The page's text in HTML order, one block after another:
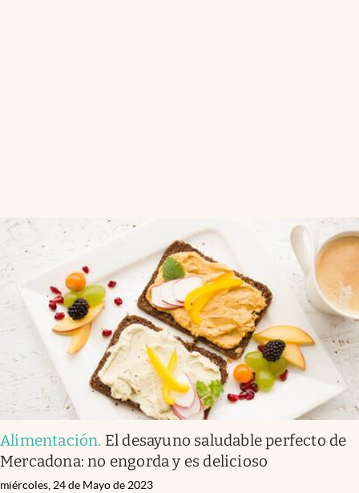
Alimentación. El desayuno saludable perfecto de
Mercadona: no engorda y es delicioso
miércoles, 24 de Mayo de 2023